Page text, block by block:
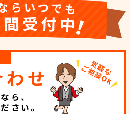
ら、
さい。
せ